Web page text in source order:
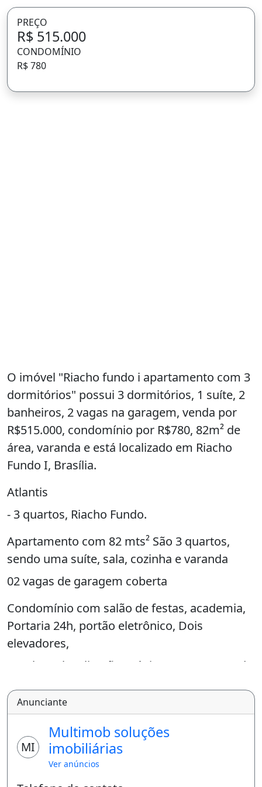
PREÇO
R$ 515.000
CONDOMÍNIO
R$ 780
O imóvel "Riacho fundo i apartamento com 3
dormitórios" possui 3 dormitórios, 1 suíte, 2
banheiros, 2 vagas na garagem, venda por
R$515.000, condomínio por R$780, 82m² de
área, varanda e está localizado em Riacho
Fundo I, Brasília.
Atlantis
- 3 quartos, Riacho Fundo.
Apartamento com 82 mts² São 3 quartos,
sendo uma suíte, sala, cozinha e varanda
02 vagas de garagem coberta
Condomínio com salão de festas, academia,
Portaria 24h, portão eletrônico, Dois
elevadores,
excelente localização próximo Supermercado
Das condições de pagamento:
A vista, financiamento e FGTS.
Somos correspondentes bancário,
aprovamos seu crédito até 48 horas.
Anunciante
MI
Multimob soluções
imobiliárias
Ver anúncios